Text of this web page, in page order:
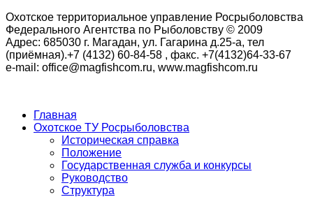
Охотское территориальное управление Росрыболовства
Федерального Агентства по Рыболовству © 2009
Адрес: 685030 г. Магадан, ул. Гагарина д.25-а, тел
(приёмная).+7 (4132) 60-84-58 , факс. +7(4132)64-33-67
e-mail: office@magfishcom.ru, www.magfishcom.ru
Главная
Охотское ТУ Росрыболовства
Историческая справка
Положение
Государственная служба и конкурсы
Руководство
Структура